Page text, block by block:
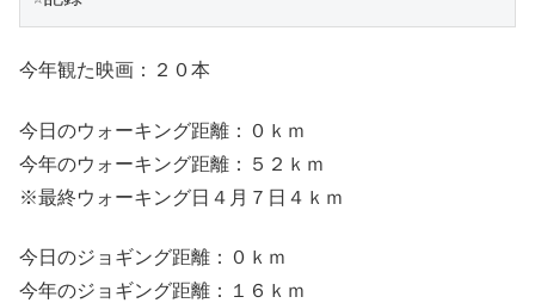
今年観た映画：２０本
今日のウォーキング距離：０ｋｍ
今年のウォーキング距離：５２ｋｍ
※最終ウォーキング日４月７日４ｋｍ
今日のジョギング距離：０ｋｍ
今年のジョギング距離：１６ｋｍ